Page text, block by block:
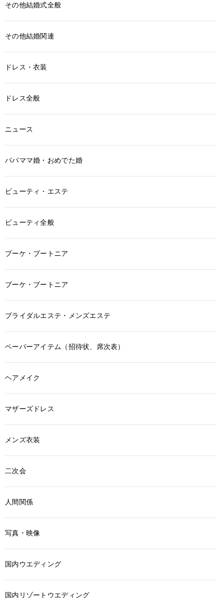
その他結婚式全般
その他結婚関連
ドレス・衣装
ドレス全般
ニュース
パパママ婚・おめでた婚
ビューティ・エステ
ビューティ全般
ブーケ・ブートニア
ブーケ・ブートニア
ブライダルエステ・メンズエステ
ペーパーアイテム（招待状、席次表）
ヘアメイク
マザーズドレス
メンズ衣装
二次会
人間関係
写真・映像
国内ウエディング
国内リゾートウエディング